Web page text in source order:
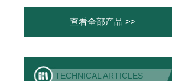
查看全部产品 >>
TECHNICAL ARTICLES